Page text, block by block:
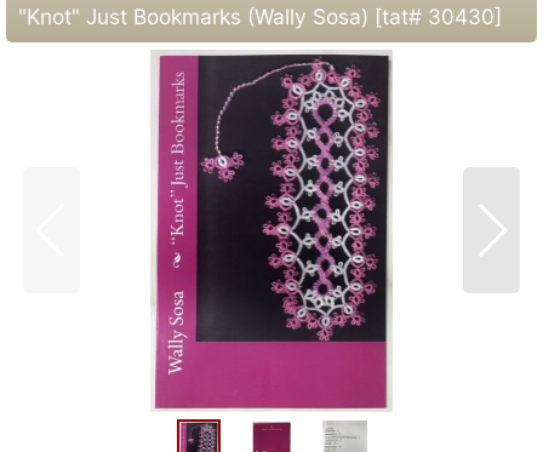
"Knot" Just Bookmarks (Wally Sosa) [tat# 30430]